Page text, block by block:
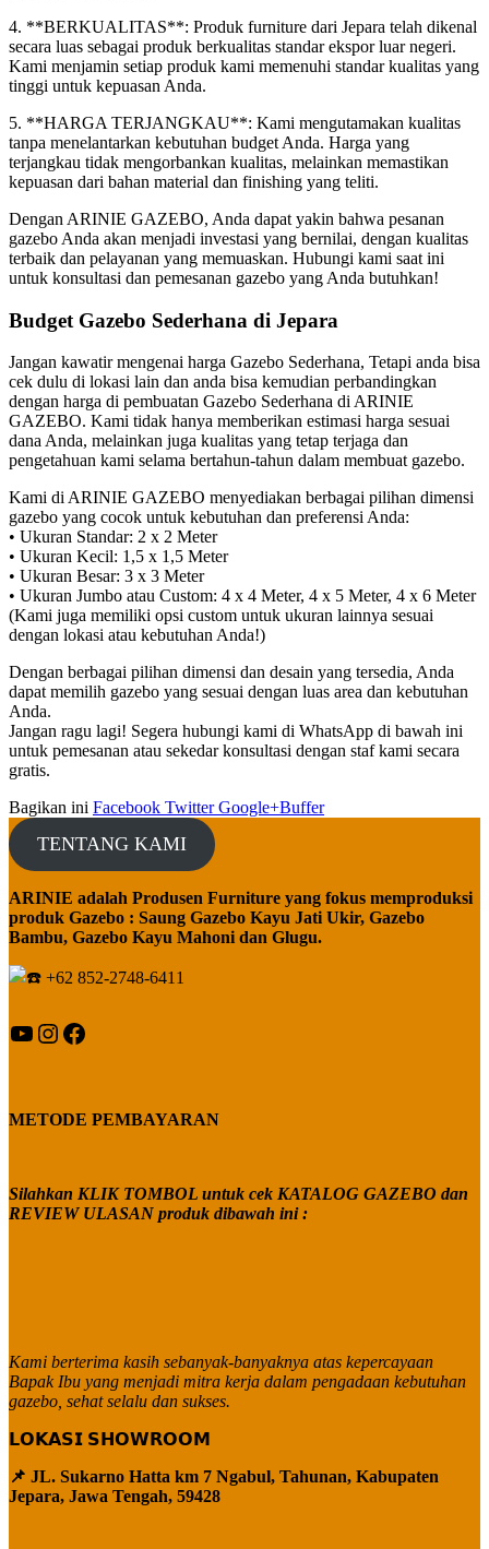
4. **BERKUALITAS**: Produk furniture dari Jepara telah dikenal
secara luas sebagai produk berkualitas standar ekspor luar negeri.
Kami menjamin setiap produk kami memenuhi standar kualitas yang
tinggi untuk kepuasan Anda.
5. **HARGA TERJANGKAU**: Kami mengutamakan kualitas
tanpa menelantarkan kebutuhan budget Anda. Harga yang
terjangkau tidak mengorbankan kualitas, melainkan memastikan
kepuasan dari bahan material dan finishing yang teliti.
Dengan ARINIE GAZEBO, Anda dapat yakin bahwa pesanan
gazebo Anda akan menjadi investasi yang bernilai, dengan kualitas
terbaik dan pelayanan yang memuaskan. Hubungi kami saat ini
untuk konsultasi dan pemesanan gazebo yang Anda butuhkan!
Budget Gazebo Sederhana di Jepara
Jangan kawatir mengenai harga Gazebo Sederhana, Tetapi anda bisa
cek dulu di lokasi lain dan anda bisa kemudian perbandingkan
dengan harga di pembuatan Gazebo Sederhana di ARINIE
GAZEBO. Kami tidak hanya memberikan estimasi harga sesuai
dana Anda, melainkan juga kualitas yang tetap terjaga dan
pengetahuan kami selama bertahun-tahun dalam membuat gazebo.
Kami di ARINIE GAZEBO menyediakan berbagai pilihan dimensi
gazebo yang cocok untuk kebutuhan dan preferensi Anda:
• Ukuran Standar: 2 x 2 Meter
• Ukuran Kecil: 1,5 x 1,5 Meter
• Ukuran Besar: 3 x 3 Meter
• Ukuran Jumbo atau Custom: 4 x 4 Meter, 4 x 5 Meter, 4 x 6 Meter
(Kami juga memiliki opsi custom untuk ukuran lainnya sesuai
dengan lokasi atau kebutuhan Anda!)
Dengan berbagai pilihan dimensi dan desain yang tersedia, Anda
dapat memilih gazebo yang sesuai dengan luas area dan kebutuhan
Anda.
Jangan ragu lagi! Segera hubungi kami di WhatsApp di bawah ini
untuk pemesanan atau sekedar konsultasi dengan staf kami secara
gratis.
Bagikan ini Facebook TwitterGoogle+Buffer
TENTANG KAMI
ARINIE adalah Produsen Furniture yang fokus memproduksi
produk Gazebo : Saung Gazebo Kayu Jati Ukir, Gazebo
Bambu, Gazebo Kayu Mahoni dan Glugu.
+62 852-2748-6411
YouTube
Instagram
Facebook
METODE PEMBAYARAN
Silahkan KLIK TOMBOL untuk cek KATALOG GAZEBO dan
REVIEW ULASAN produk dibawah ini :
Kami berterima kasih sebanyak-banyaknya atas kepercayaan
Bapak Ibu yang menjadi mitra kerja dalam pengadaan kebutuhan
gazebo, sehat selalu dan sukses.
𝗟𝗢𝗞𝗔𝗦𝗜 𝗦𝗛𝗢𝗪𝗥𝗢𝗢𝗠
📌 JL. Sukarno Hatta km 7 Ngabul, Tahunan, Kabupaten
Jepara, Jawa Tengah, 59428